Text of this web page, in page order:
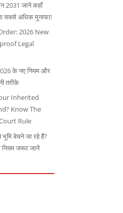
2031 जाने कहाँ
सबसे अधिक मुनाफा!
2026 New
Legal
के नए नियम और
तरीके
Inherited
Know The
Rule
भूमि बेचने जा रहे हैं?
नियम जरूर जानें